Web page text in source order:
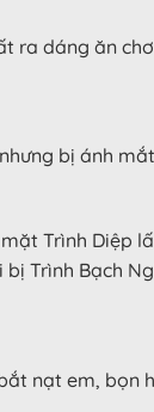
ra dáng ăn
bị ánh
Trình Diệp
Trình Bạch
nạt em,